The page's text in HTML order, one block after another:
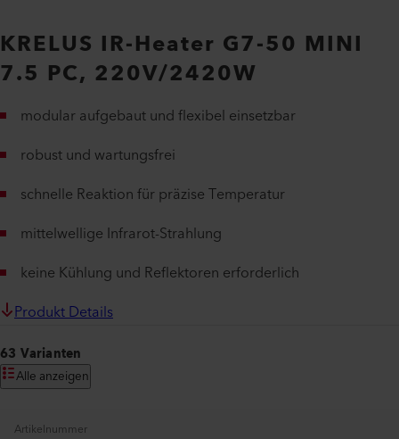
KRELUS IR-Heater G7-50 MINI
7.5 PC, 220V/2420W
modular aufgebaut und flexibel einsetzbar
robust und wartungsfrei
schnelle Reaktion für präzise Temperatur
mittelwellige Infrarot-Strahlung
keine Kühlung und Reflektoren erforderlich
Produkt Details
63 Varianten
Alle anzeigen
Artikelnummer